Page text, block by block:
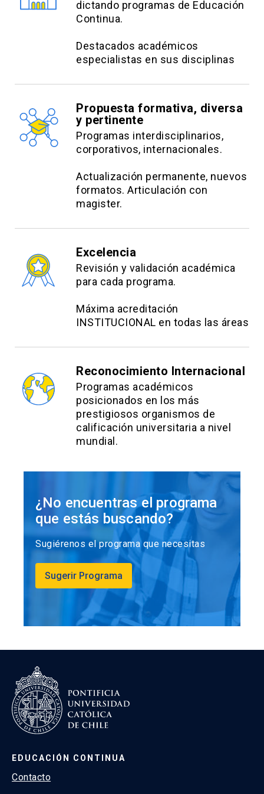
dictando programas de Educación
Continua.
Destacados académicos
especialistas en sus disciplinas
Propuesta formativa, diversa
y pertinente
Programas interdisciplinarios,
corporativos, internacionales.
Actualización permanente, nuevos
formatos. Articulación con
magister.
Excelencia
Revisión y validación académica
para cada programa.
Máxima acreditación
INSTITUCIONAL en todas las áreas
Reconocimiento Internacional
Programas académicos
posicionados en los más
prestigiosos organismos de
calificación universitaria a nivel
mundial.
¿No encuentras el programa
que estás buscando?
Sugiérenos el programa que necesitas
Sugerir Programa
EDUCACIÓN CONTINUA
Contacto